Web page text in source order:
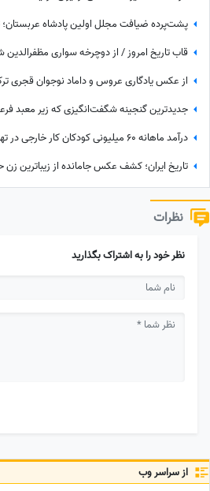
درآمد ماهانه 60 میلیونی کودکان کار خارجی در تهران!
نظرات
نظر خود را به اشتراک بگذارید
از سراسر وب